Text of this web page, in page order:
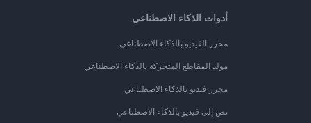
أدوات الذكاء الاصطناعي
محرر الفيديو بالذكاء الاصطناعي
مولد المقاطع المتحركة بالذكاء الاصطناعي
محرر فيديو بالذكاء الاصطناعي
نص إلى فيديو بالذكاء الاصطناعي